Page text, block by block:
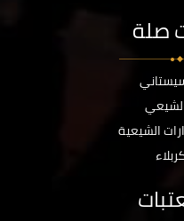
صلة
الشيعية